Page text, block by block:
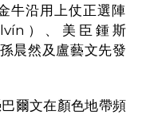
牛沿用上仗正選陣
）、美臣鍾斯
晨然及盧藝文先發
爾文在顏色地帶頻